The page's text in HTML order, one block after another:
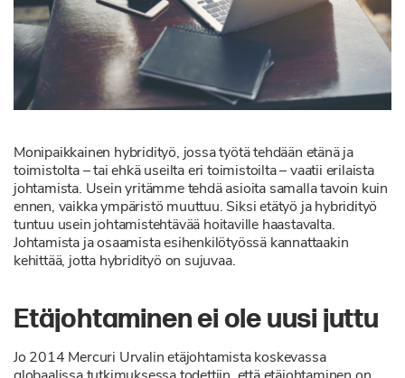
Monipaikkainen hybridityö, jossa työtä tehdään etänä ja
toimistolta – tai ehkä useilta eri toimistoilta – vaatii erilaista
johtamista. Usein yritämme tehdä asioita samalla tavoin kuin
ennen, vaikka ympäristö muuttuu. Siksi etätyö ja hybridityö
tuntuu usein johtamistehtävää hoitaville haastavalta.
Johtamista ja osaamista esihenkilötyössä kannattaakin
kehittää, jotta hybridityö on sujuvaa.
Etäjohtaminen ei ole uusi juttu
Jo 2014 Mercuri Urvalin etäjohtamista koskevassa